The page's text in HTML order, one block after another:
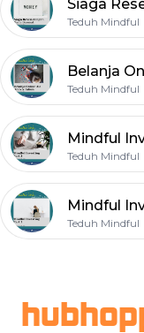
Teduh Mindful
Teduh Mindful
Teduh Mindful
Mindful
Teduh Mindful